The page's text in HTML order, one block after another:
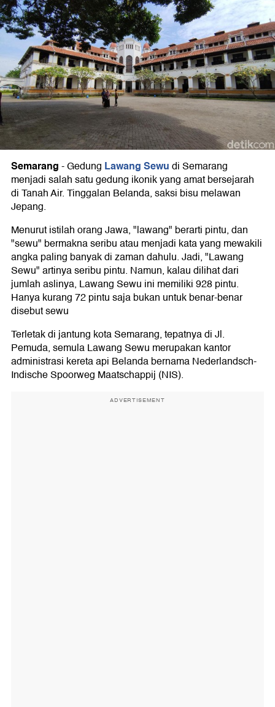
Semarang-Gedung Lawang Sewudi Semarang
menjadi salah satu gedung ikonik yang amat bersejarah
di Tanah Air. Tinggalan Belanda, saksi bisu melawan
Jepang.
Menurut istilah orang Jawa, "lawang" berarti pintu, dan
"sewu" bermakna seribu atau menjadi kata yang mewakili
angka paling banyak di zaman dahulu. Jadi, "Lawang
Sewu" artinya seribu pintu. Namun, kalau dilihat dari
jumlah aslinya, Lawang Sewu ini memiliki 928 pintu.
Hanya kurang 72 pintu saja bukan untuk benar-benar
disebut sewu
Terletak di jantung kota Semarang, tepatnya di Jl.
Pemuda, semula Lawang Sewu merupakan kantor
administrasi kereta api Belanda bernama Nederlandsch-
Indische Spoorweg Maatschappij (NIS).
ADVERTISEMENT